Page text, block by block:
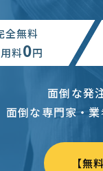
全無料
料0円
面倒な発
面倒な専門家・
【無